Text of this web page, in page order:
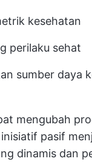
kesehatan
perilaku sehat
sumber daya
mengubah
pasif
dinamis dan